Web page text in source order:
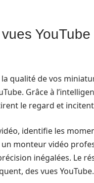
qualité de vos
Grâce à
le regard et
identifie les
monteur vidéo
inégalées. Le
des vues YouTube.